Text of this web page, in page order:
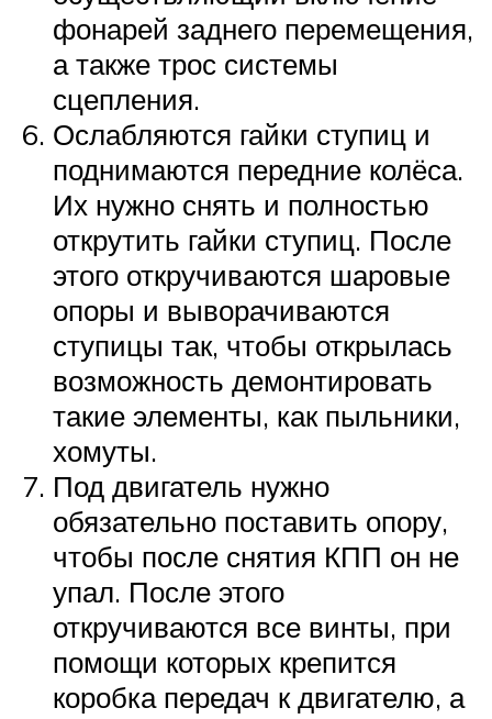
фонарей заднего перемещения,
а также трос системы
сцепления.
Ослабляются гайки ступиц и
поднимаются передние колёса.
Их нужно снять и полностью
открутить гайки ступиц. После
этого откручиваются шаровые
опоры и выворачиваются
ступицы так, чтобы открылась
возможность демонтировать
такие элементы, как пыльники,
хомуты.
Под двигатель нужно
обязательно поставить опору,
чтобы после снятия КПП он не
упал. После этого
откручиваются все винты, при
помощи которых крепится
коробка передач к двигателю, а